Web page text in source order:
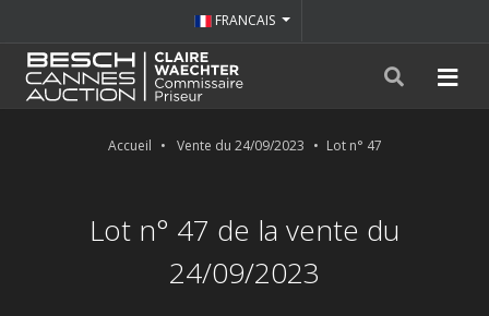
FRANCAIS
Accueil Vente du 24/09/2023 Lot n° 47
Lot n° 47 de la vente du
24/09/2023